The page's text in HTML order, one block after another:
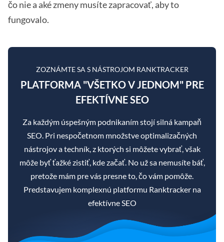
čo nie a aké zmeny musíte zapracovať, aby to
fungovalo.
ZOZNÁMTE SA S NÁSTROJOM RANKTRACKER
PLATFORMA "VŠETKO V JEDNOM" PRE
EFEKTÍVNE SEO
Za každým úspešným podnikaním stojí silná kampaň
SEO. Pri nespočetnom množstve optimalizačných
nástrojov a techník, z ktorých si môžete vybrať, však
môže byť ťažké zistiť, kde začať. No už sa nemusíte báť,
pretože mám pre vás presne to, čo vám pomôže.
Predstavujem komplexnú platformu Ranktracker na
efektívne SEO